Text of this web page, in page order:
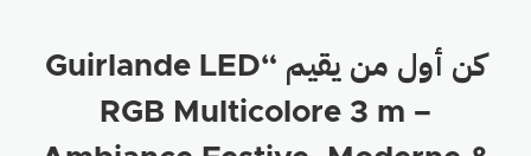
كن أول من يقيم “Guirlande LED
RGB Multicolore 3 m –